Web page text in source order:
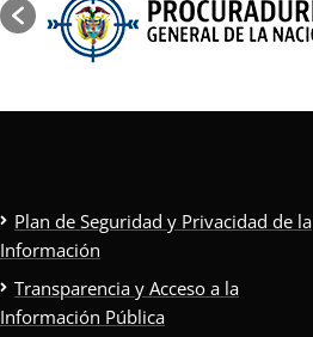
Plan de Seguridad y Privacidad de la
Información
Transparencia y Acceso a la
Información Pública